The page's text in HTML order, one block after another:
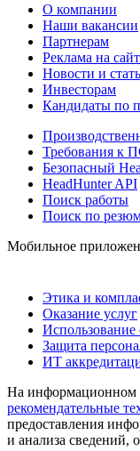
О компании
Наши вакансии
Партнерам
Реклама на
Новости и
Инвесторам
Кандидаты по
Требования к
Безопасный
HeadHunter API
Поиск работы
Поиск по
Мобильное
Этика и
Оказание услуг
Использование
Защита
ИТ
На информационном
рекомендательные
предоставления
и анализа сведений,